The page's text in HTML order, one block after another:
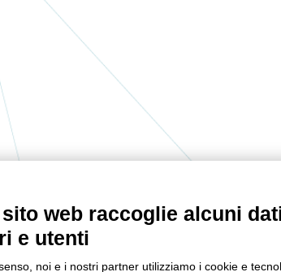
web raccoglie alcuni
e utenti
noi e i nostri partner utilizziamo i cookie e